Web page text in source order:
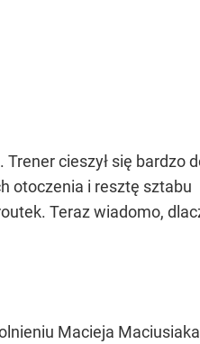
cieszył się bardzo
otoczenia i resztę sztabu
Teraz wiadomo,
Macieja